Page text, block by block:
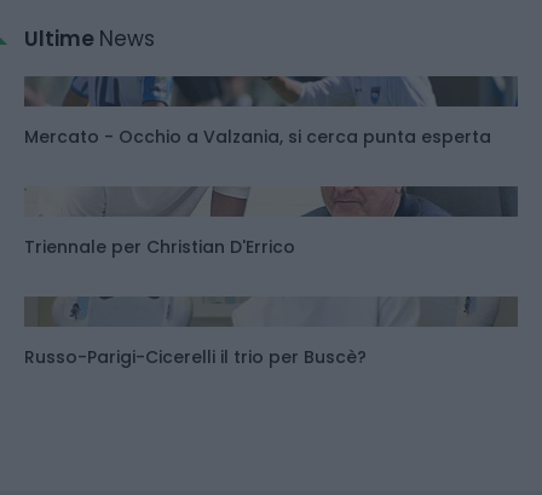
Ultime News
Mercato - Occhio a Valzania, si cerca punta esperta
Triennale per Christian D'Errico
Russo-Parigi-Cicerelli il trio per Buscè?